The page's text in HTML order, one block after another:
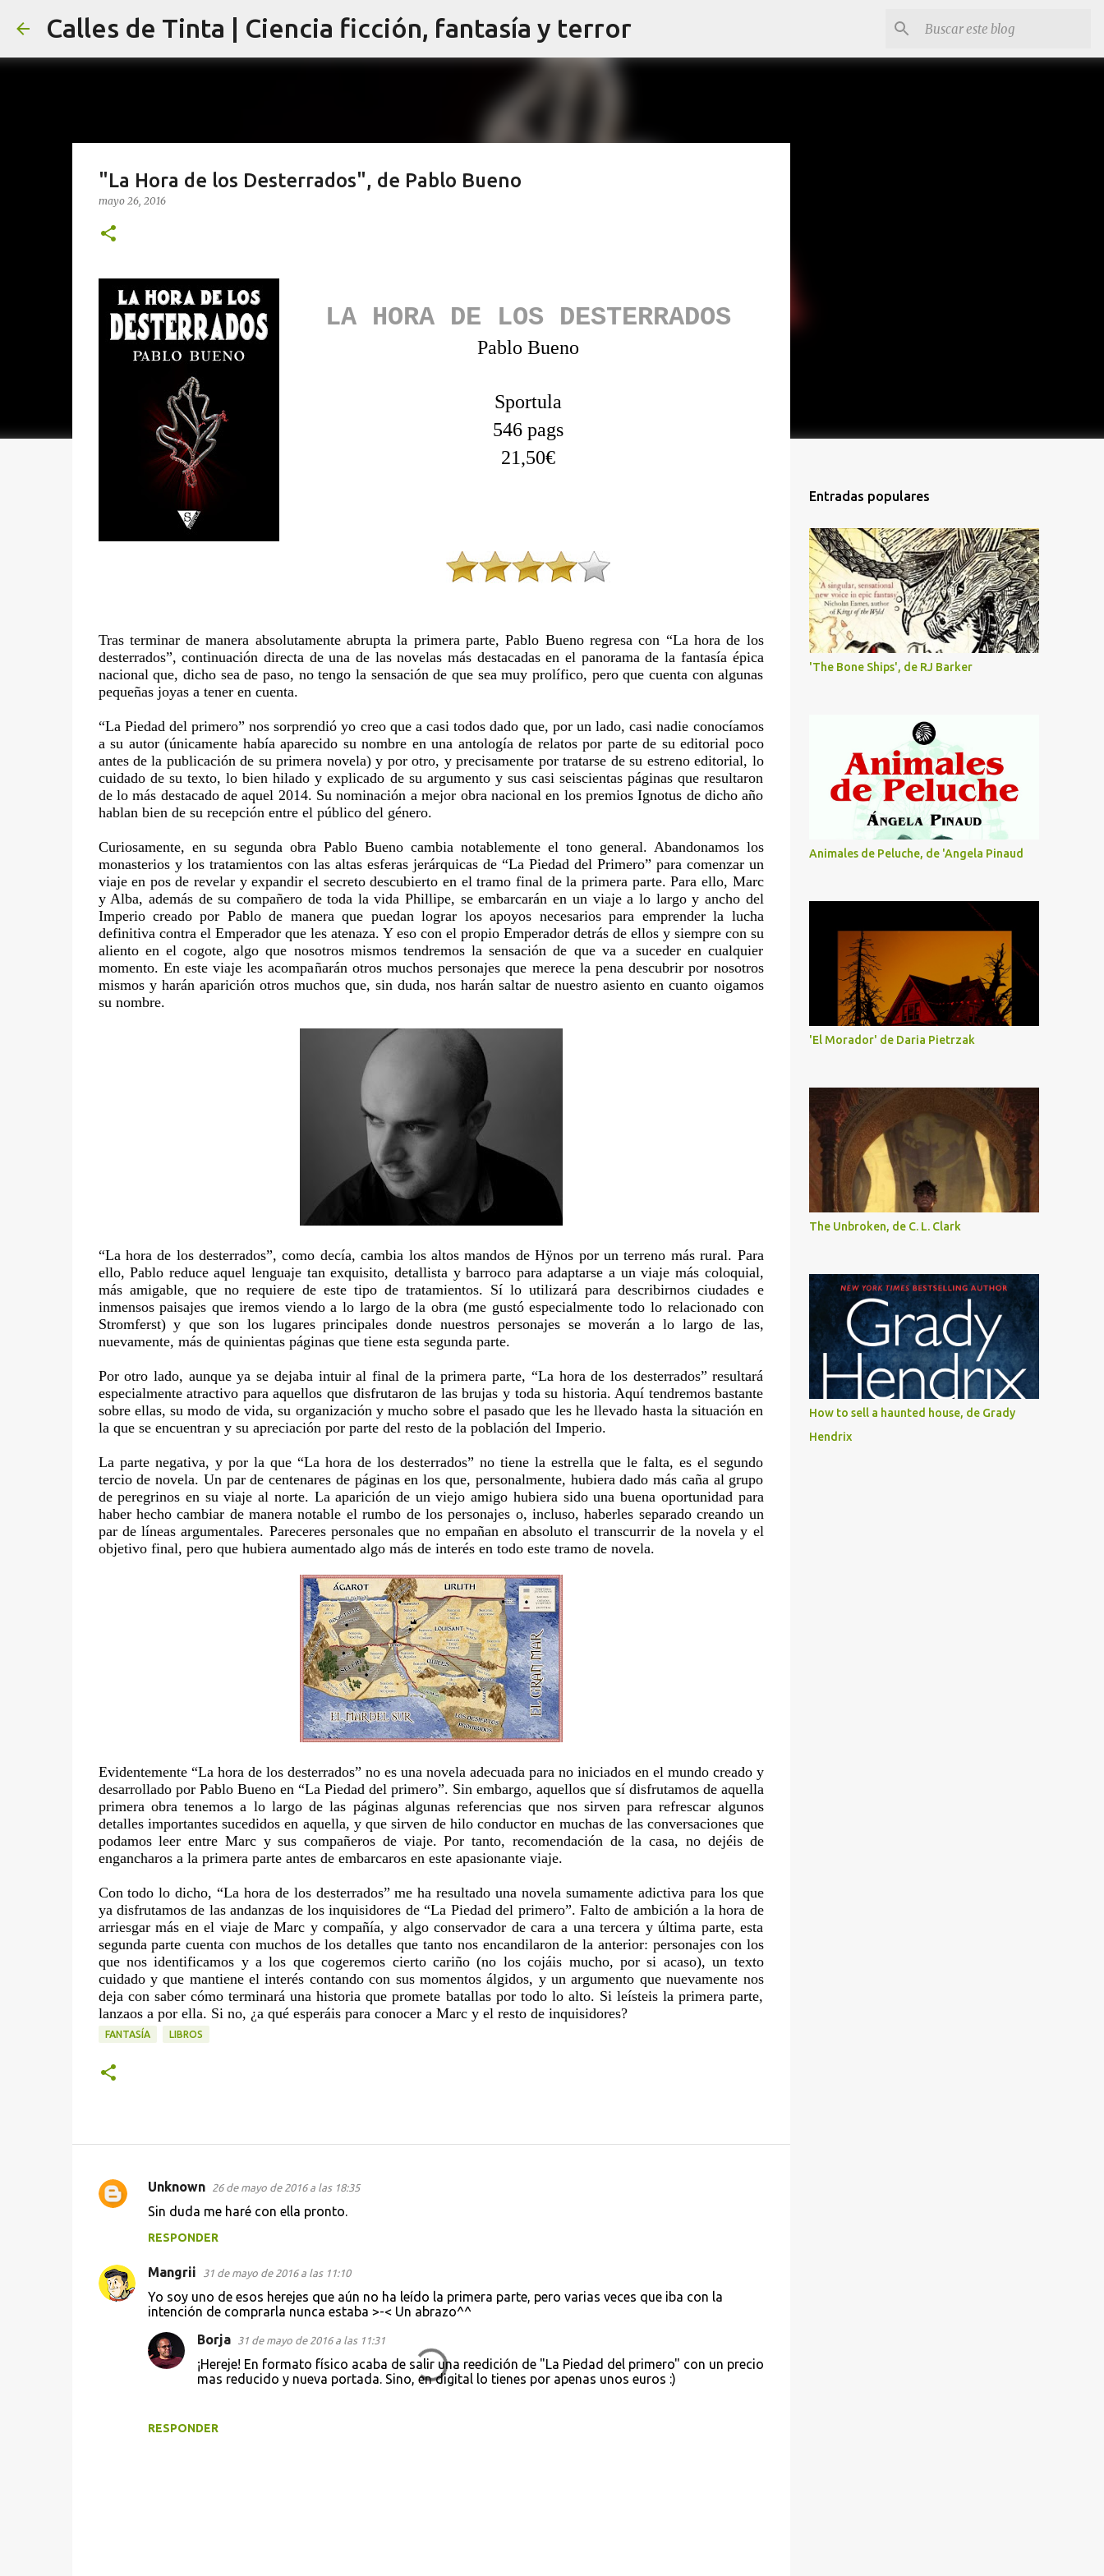
Ir al contenido principal
Calles de Tinta | Ciencia ficción, fantasía y terror
"La Hora de los Desterrados", de Pablo Bueno
mayo 26, 2016
LA HORA DE LOS DESTERRADOS
Pablo Bueno
Sportula
546 pags
21,50€
Tras terminar de manera absolutamente abrupta la primera parte, Pablo Bueno regresa con “La hora de los
desterrados”, continuación directa de una de las novelas más destacadas en el panorama de la fantasía épica
nacional que, dicho sea de paso, no tengo la sensación de que sea muy prolífico, pero que cuenta con algunas
pequeñas joyas a tener en cuenta.
“La Piedad del primero” nos sorprendió yo creo que a casi todos dado que, por un lado, casi nadie conocíamos
a su autor (únicamente había aparecido su nombre en una antología de relatos por parte de su editorial poco
antes de la publicación de su primera novela) y por otro, y precisamente por tratarse de su estreno editorial, lo
cuidado de su texto, lo bien hilado y explicado de su argumento y sus casi seiscientas páginas que resultaron
de lo más destacado de aquel 2014. Su nominación a mejor obra nacional en los premios Ignotus de dicho año
hablan bien de su recepción entre el público del género.
Curiosamente, en su segunda obra Pablo Bueno cambia notablemente el tono general. Abandonamos los
monasterios y los tratamientos con las altas esferas jerárquicas de “La Piedad del Primero” para comenzar un
viaje en pos de revelar y expandir el secreto descubierto en el tramo final de la primera parte. Para ello, Marc
y Alba, además de su compañero de toda la vida Phillipe, se embarcarán en un viaje a lo largo y ancho del
Imperio creado por Pablo de manera que puedan lograr los apoyos necesarios para emprender la lucha
definitiva contra el Emperador que les atenaza. Y eso con el propio Emperador detrás de ellos y siempre con su
aliento en el cogote, algo que nosotros mismos tendremos la sensación de que va a suceder en cualquier
momento. En este viaje les acompañarán otros muchos personajes que merece la pena descubrir por nosotros
mismos y harán aparición otros muchos que, sin duda, nos harán saltar de nuestro asiento en cuanto oigamos
su nombre.
“La hora de los desterrados”, como decía, cambia los altos mandos de Hÿnos por un terreno más rural. Para
ello, Pablo reduce aquel lenguaje tan exquisito, detallista y barroco para adaptarse a un viaje más coloquial,
más amigable, que no requiere de este tipo de tratamientos. Sí lo utilizará para describirnos ciudades e
inmensos paisajes que iremos viendo a lo largo de la obra (me gustó especialmente todo lo relacionado con
Stromferst) y que son los lugares principales donde nuestros personajes se moverán a lo largo de las,
nuevamente, más de quinientas páginas que tiene esta segunda parte.
Por otro lado, aunque ya se dejaba intuir al final de la primera parte, “La hora de los desterrados” resultará
especialmente atractivo para aquellos que disfrutaron de las brujas y toda su historia. Aquí tendremos bastante
sobre ellas, su modo de vida, su organización y mucho sobre el pasado que les he llevado hasta la situación en
la que se encuentran y su apreciación por parte del resto de la población del Imperio.
La parte negativa, y por la que “La hora de los desterrados” no tiene la estrella que le falta, es el segundo
tercio de novela. Un par de centenares de páginas en los que, personalmente, hubiera dado más caña al grupo
de peregrinos en su viaje al norte. La aparición de un viejo amigo hubiera sido una buena oportunidad para
haber hecho cambiar de manera notable el rumbo de los personajes o, incluso, haberles separado creando un
par de líneas argumentales. Pareceres personales que no empañan en absoluto el transcurrir de la novela y el
objetivo final, pero que hubiera aumentado algo más de interés en todo este tramo de novela.
Evidentemente “La hora de los desterrados” no es una novela adecuada para no iniciados en el mundo creado y
desarrollado por Pablo Bueno en “La Piedad del primero”. Sin embargo, aquellos que sí disfrutamos de aquella
primera obra tenemos a lo largo de las páginas algunas referencias que nos sirven para refrescar algunos
detalles importantes sucedidos en aquella, y que sirven de hilo conductor en muchas de las conversaciones que
podamos leer entre Marc y sus compañeros de viaje. Por tanto, recomendación de la casa, no dejéis de
engancharos a la primera parte antes de embarcaros en este apasionante viaje.
Con todo lo dicho, “La hora de los desterrados” me ha resultado una novela sumamente adictiva para los que
ya disfrutamos de las andanzas de los inquisidores de “La Piedad del primero”. Falto de ambición a la hora de
arriesgar más en el viaje de Marc y compañía, y algo conservador de cara a una tercera y última parte, esta
segunda parte cuenta con muchos de los detalles que tanto nos encandilaron de la anterior: personajes con los
que nos identificamos y a los que cogeremos cierto cariño (no los cojáis mucho, por si acaso), un texto
cuidado y que mantiene el interés contando con sus momentos álgidos, y un argumento que nuevamente nos
deja con saber cómo terminará una historia que promete batallas por todo lo alto. Si leísteis la primera parte,
lanzaos a por ella. Si no, ¿a qué esperáis para conocer a Marc y el resto de inquisidores?
FANTASÍA LIBROS
C
e
n
Unknown 26 de mayo de 2016 a las 18:35
Sin duda me haré con ella pronto.
RESPONDER
Mangrii 31 de mayo de 2016 a las 11:10
Yo soy uno de esos herejes que aún no ha leído la primera parte, pero varias veces que iba con la
intención de comprarla nunca estaba >-< Un abrazo^^
RESPONDER
Borja 31 de mayo de 2016 a las 11:31
¡Hereje! En formato físico acaba de salir una reedición de "La Piedad del primero" con un precio
mas reducido y nueva portada. Sino, en digital lo tienes por apenas unos euros :)
Entradas populares
'The Bone Ships', de RJ Barker
Animales de Peluche, de 'Angela Pinaud
'El Morador' de Daria Pietrzak
The Unbroken, de C. L. Clark
How to sell a haunted house, de Grady
Hendrix